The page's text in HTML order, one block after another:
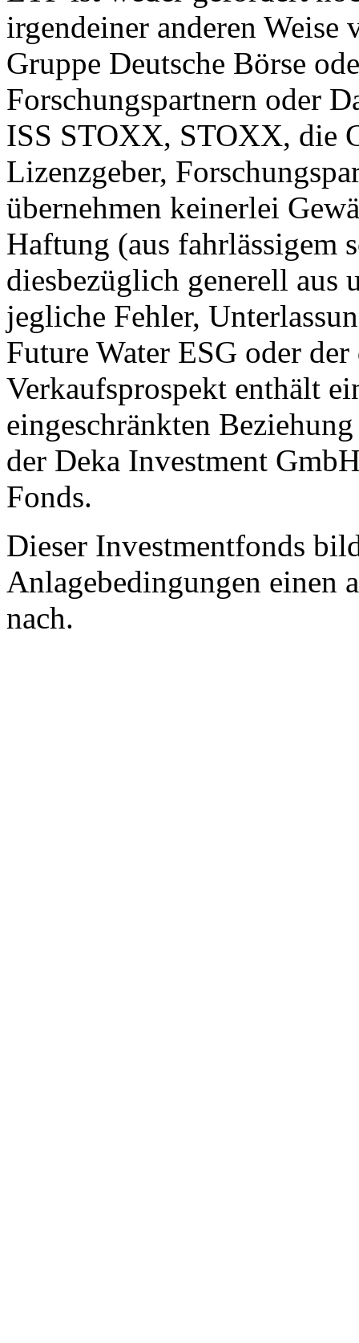
irgendeiner anderen
Gruppe Deutsche Börse
Forschungspartnern oder
ISS STOXX, STOXX, die
Lizenzgeber,
übernehmen keinerlei
Haftung (aus fahrlässigem
diesbezüglich generell aus
jegliche Fehler,
Future Water ESG oder
Verkaufsprospekt enthält
eingeschränkten
der Deka Investment
Fonds.
Dieser Investmentfonds
Anlagebedingungen einen
nach.